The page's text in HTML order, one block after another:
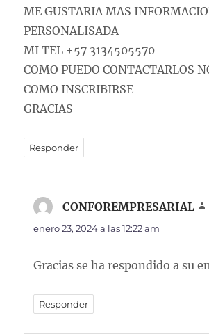
ME GUSTARIA MAS
PERSONALISADA
MI TEL +57 3134505570
COMO PUEDO CONTACTARLOS
COMO INSCRIBIRSE
GRACIAS
Responder
CONFOREMPRESARIAL
enero 23, 2024 a las 12:22 am
Gracias se ha respondido a su
Responder